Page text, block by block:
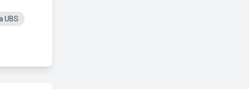
UBS